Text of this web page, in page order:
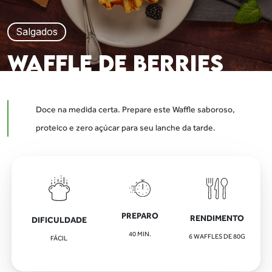
Salgados
WAFFLE DE BERRIES
Doce na medida certa. Prepare este Waffle saboroso,
proteico e zero açúcar para seu lanche da tarde.
DIFICULDADE
FÁCIL
PREPARO
40MIN.
RENDIMENTO
6 WAFFLES DE 80G